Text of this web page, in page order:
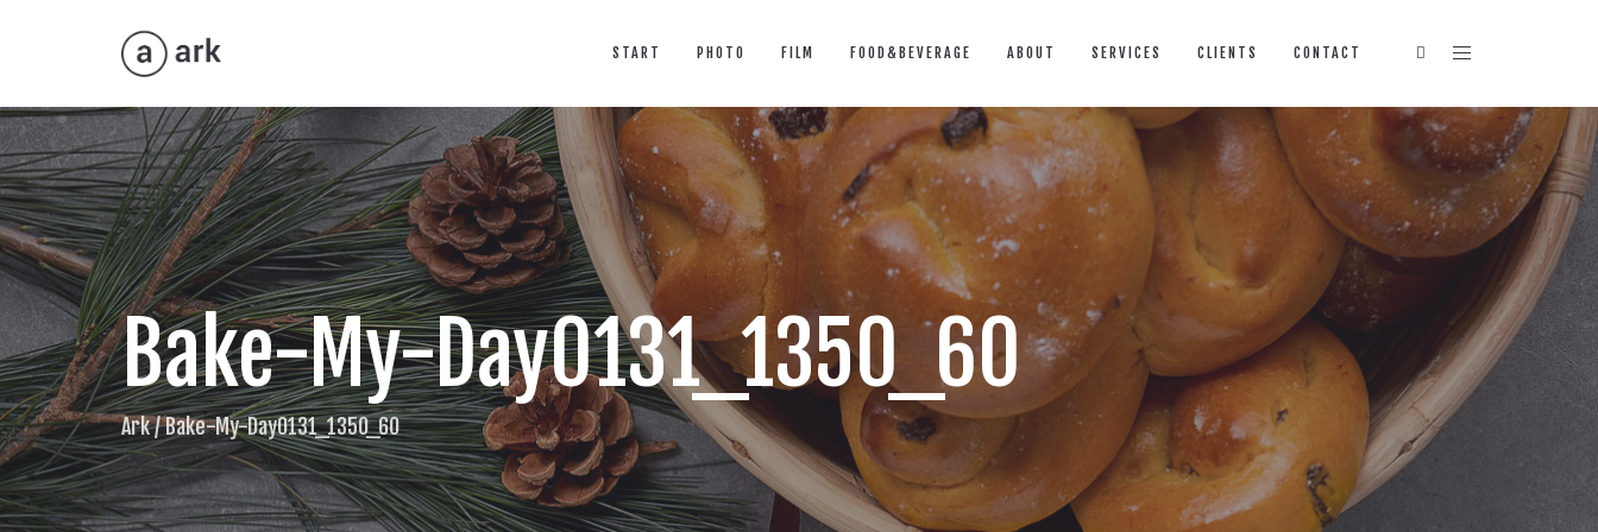
START PHOTO FILM FOOD&BEVERAGE ABOUT SERVICES CLIENTS CONTACT
Bake-My-Day0131_1350_60
Ark/Bake-My-Day0131_1350_60